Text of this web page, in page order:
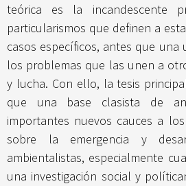
teórica es la incandescente
particularismos que definen a
casos específicos, antes que una
los problemas que las unen a
y lucha. Con ello, la tesis
que una base clasista de
importantes nuevos cauces a
sobre la emergencia y
ambientalistas, especialmente
una investigación social y